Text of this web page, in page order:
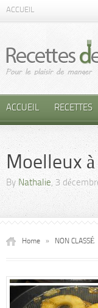
ACCUEIL
ACCUEIL RECETTES
Moelleux
By Nathalie, 3
Home » NON CLASSÉ